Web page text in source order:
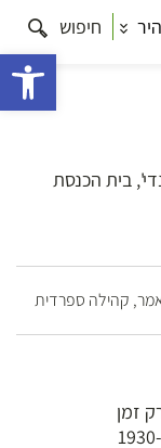
חיפוש
בית הכנסת
קהילה ספרדית
זמן